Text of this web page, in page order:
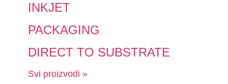
INKJET
PACKAGING
DIRECT TO SUBSTRATE
Svi proizvodi »